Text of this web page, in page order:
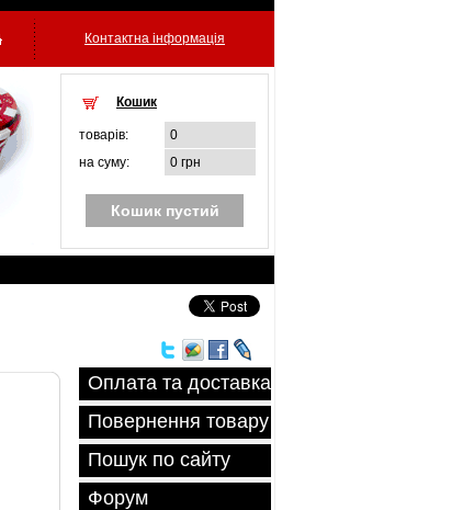
Контактна інформація
Кошик
товарiв:
0
на суму:
0 грн
Кошик пустий
Оплата та доставка
Повернення товару
Пошук по сайту
Форум